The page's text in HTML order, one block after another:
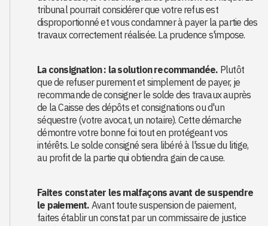
tribunal pourrait considérer que votre refus est
disproportionné et vous condamner à payer la partie des
travaux correctement réalisée. La prudence s'impose.
La consignation : la solution recommandée. Plutôt
que de refuser purement et simplement de payer, je
recommande de consigner le solde des travaux auprès
de la Caisse des dépôts et consignations ou d'un
séquestre (votre avocat, un notaire). Cette démarche
démontre votre bonne foi tout en protégeant vos
intérêts. Le solde consigné sera libéré à l'issue du litige,
au profit de la partie qui obtiendra gain de cause.
Faites constater les malfaçons avant de suspendre
le paiement. Avant toute suspension de paiement,
faites établir un constat par un commissaire de justice